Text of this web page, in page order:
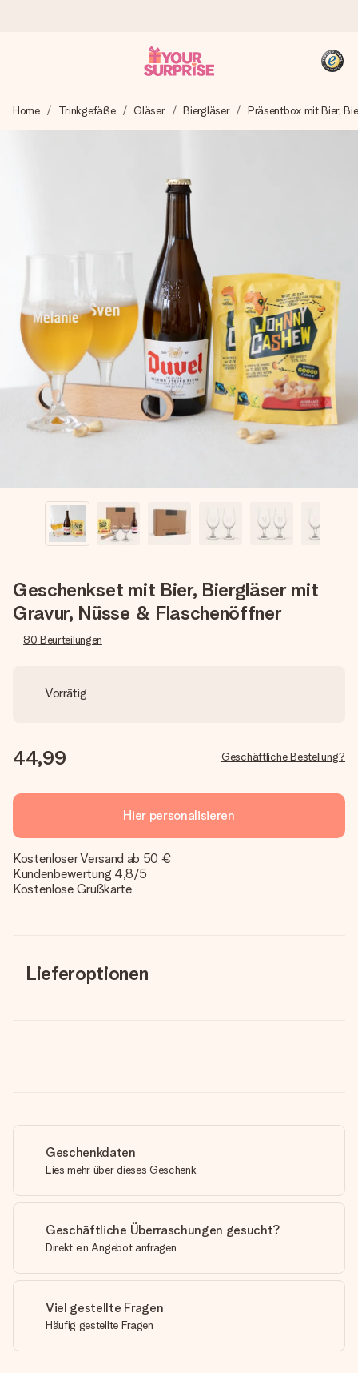
Wir bereiten dein Geschenk sorgfältig vor und schicken es
blitzschnell – damit du es genau zum richtigen Zeitpunkt
4,8 (basierend auf +15.000 Bewertungen)
Unsere Geschenke begeistern. Kunden bewerten uns mit
4,8 bei Google Reviews (Gesamtergebnis aller Länder, in
+49 39292 929695
Montag - Freitag : 8:30 - 17:00 Uhr
Samstag - Sonntag : 8:30 - 13:00 Uhr
Home Trinkgefäße Gläser Biergläser Präsentbox mit Bier,
Geschenkset mit Bier, Biergläser mit
Gravur, Nüsse & Flaschenöffner
80 Beurteilungen
Vorrätig
44,99 Geschäftliche Bestellung?
Hier personalisieren
Kostenloser Versand ab 50 €
Kundenbewertung 4,8/5
Kostenlose Grußkarte
Lieferoptionen
Geschenkdaten
Lies mehr über dieses Geschenk
Geschäftliche Überraschungen gesucht?
Direkt ein Angebot anfragen
Viel gestellte Fragen
Häufig gestellte Fragen